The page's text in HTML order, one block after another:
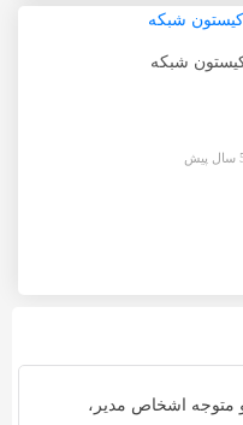
شبکه
متوجه اشخاص مدیر،